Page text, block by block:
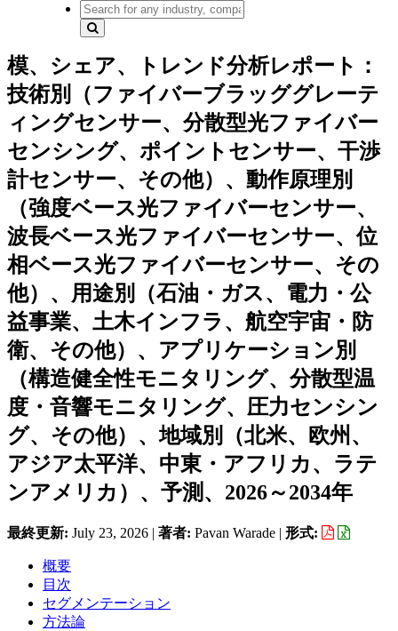
模、シェア、トレンド分析レポート：
技術別（ファイバーブラッググレーテ
ィングセンサー、分散型光ファイバー
センシング、ポイントセンサー、干渉
計センサー、その他）、動作原理別
（強度ベース光ファイバーセンサー、
波長ベース光ファイバーセンサー、位
相ベース光ファイバーセンサー、その
他）、用途別（石油・ガス、電力・公
益事業、土木インフラ、航空宇宙・防
衛、その他）、アプリケーション別
（構造健全性モニタリング、分散型温
度・音響モニタリング、圧力センシン
グ、その他）、地域別（北米、欧州、
アジア太平洋、中東・アフリカ、ラテ
ンアメリカ）、予測、2026～2034年
最終更新: July 23, 2026 | 著者: Pavan Warade | 形式:
概要
目次
セグメンテーション
方法論